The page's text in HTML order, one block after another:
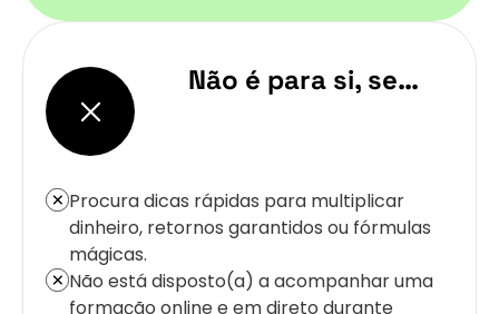
Não é para si, se…
Procura dicas rápidas para multiplicar
dinheiro, retornos garantidos ou fórmulas
mágicas.
Não está disposto(a) a acompanhar uma
formação online e em direto durante